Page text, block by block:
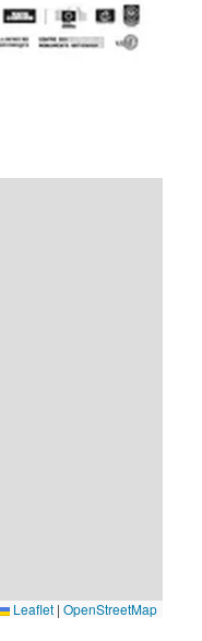
Leaflet | OpenStreetMap